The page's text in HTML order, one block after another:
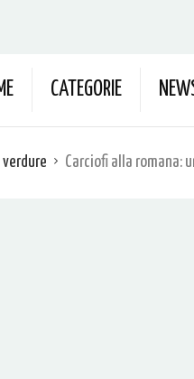
CATEGORIE
verdure Carciofi alla